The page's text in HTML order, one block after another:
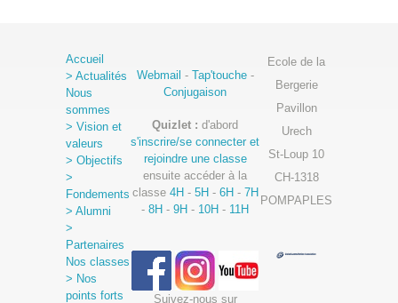
Accueil
> Actualités
Nous
sommes
> Vision et
valeurs
> Objectifs
>
Fondements
> Alumni
>
Partenaires
Nos classes
> Nos
points forts
Webmail - Tap'touche-
Conjugaison
Quizlet : d'abord
s'inscrire/se connecter et
rejoindre une classe
ensuite accéder à la
classe 4H - 5H - 6H - 7H
- 8H - 9H - 10H - 11H
Suivez-nous sur
Ecole de la
Bergerie
Pavillon
Urech
St-Loup 10
CH-1318
POMPAPLES